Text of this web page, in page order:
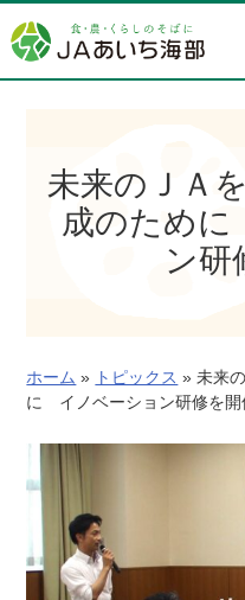
容
を
未来のＪＡ
成のため
ン研
ホーム » トピックス » 未来
に イノベーション研修を開